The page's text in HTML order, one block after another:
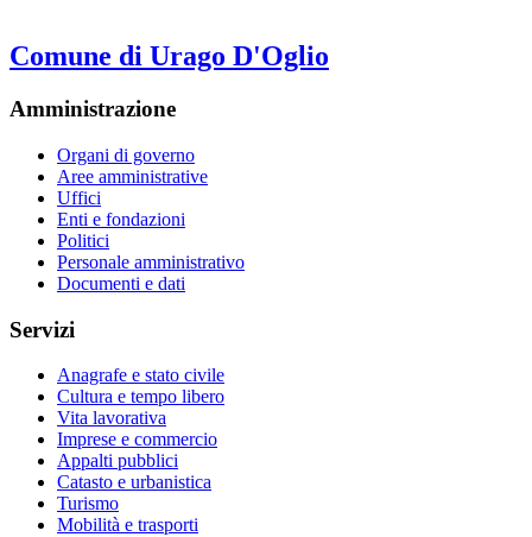
Comune di Urago D'Oglio
Amministrazione
Organi di governo
Aree amministrative
Uffici
Enti e fondazioni
Politici
Personale amministrativo
Documenti e dati
Servizi
Anagrafe e stato civile
Cultura e tempo libero
Vita lavorativa
Imprese e commercio
Appalti pubblici
Catasto e urbanistica
Turismo
Mobilità e trasporti